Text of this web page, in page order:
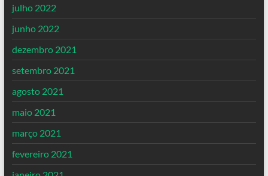
julho 2022
junho 2022
dezembro 2021
setembro 2021
agosto 2021
maio 2021
março 2021
fevereiro 2021